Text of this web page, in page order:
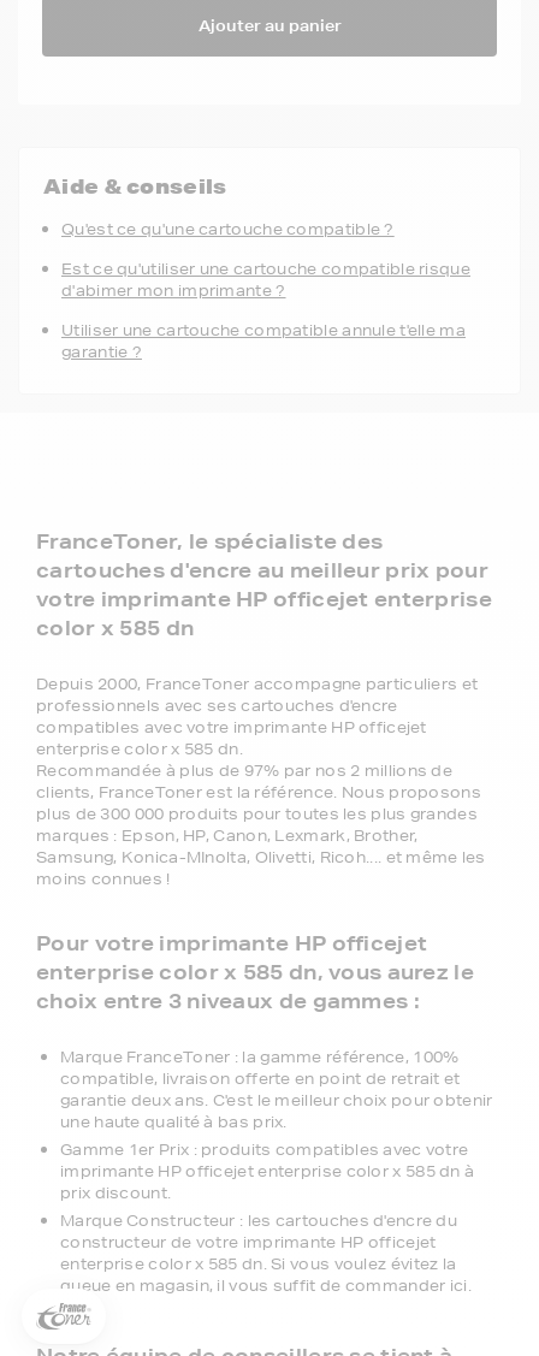
Ajouter au panier
Aide & conseils
Qu'est ce qu'une cartouche compatible ?
Est ce qu'utiliser une cartouche compatible risque
d'abimer mon imprimante ?
Utiliser une cartouche compatible annule t'elle ma
garantie ?
FranceToner, le spécialiste des
cartouches d'encre au meilleur prix pour
votre imprimante HP officejet enterprise
color x 585 dn
Depuis 2000, FranceToner accompagne particuliers et
professionnels avec ses cartouches d'encre
compatibles avec votre imprimante HP officejet
enterprise color x 585 dn.
Recommandée à plus de 97% par nos 2 millions de
clients, FranceToner est la référence. Nous proposons
plus de 300 000 produits pour toutes les plus grandes
marques : Epson, HP, Canon, Lexmark, Brother,
Samsung, Konica-MInolta, Olivetti, Ricoh.... et même les
moins connues !
Pour votre imprimante HP officejet
enterprise color x 585 dn, vous aurez le
choix entre 3 niveaux de gammes :
Marque FranceToner : la gamme référence, 100%
compatible, livraison offerte en point de retrait et
garantie deux ans. C'est le meilleur choix pour obtenir
une haute qualité à bas prix.
Gamme 1er Prix : produits compatibles avec votre
imprimante HP officejet enterprise color x 585 dn à
prix discount.
Marque Constructeur : les cartouches d'encre du
constructeur de votre imprimante HP officejet
enterprise color x 585 dn. Si vous voulez évitez la
queue en magasin, il vous suffit de commander ici.
5€ offerts sur votre 1ère
commande !
5€
Inscrivez-vous à notre newsletter, suivez notre actualité et
bénéficiez immédiatementd’une remise de 5€sur votre 1ère
commande * !